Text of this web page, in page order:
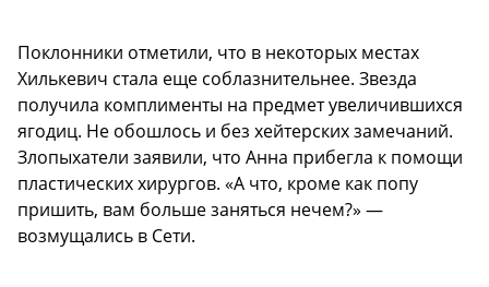
Поклонники отметили, что в некоторых местах
Хилькевич стала еще соблазнительнее. Звезда
получила комплименты на предмет увеличившихся
ягодиц. Не обошлось и без хейтерских замечаний.
Злопыхатели заявили, что Анна прибегла к помощи
пластических хирургов. «А что, кроме как попу
пришить, вам больше заняться нечем?» —
возмущались в Сети.